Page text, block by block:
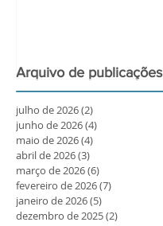
Arquivo de publicações
julho de 2026(2)
junho de 2026(4)
maio de 2026(4)
abril de 2026(3)
março de 2026(6)
fevereiro de 2026(7)
janeiro de 2026(5)
dezembro de 2025(2)